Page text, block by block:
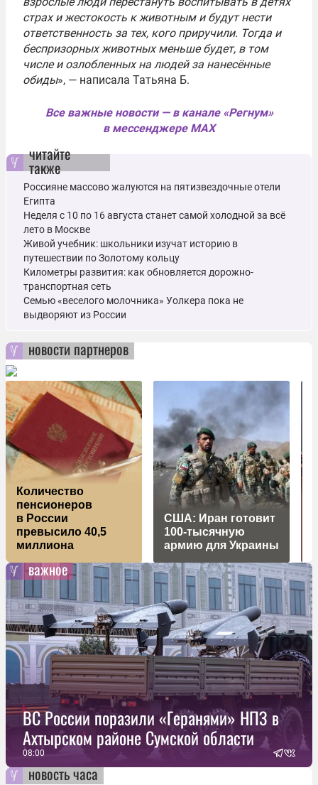
страх и жестокость к животным и будут нести
ответственность за тех, кого приручили. Тогда и
беспризорных животных меньше будет, в том
числе и озлобленных на людей за нанесённые
обиды», — написала Татьяна Б.
Все важные новости — в канале «Регнум»
в мессенджере MAX
читайте
также
Россияне массово жалуются на пятизвездочные отели
Египта
Неделя с 10 по 16 августа станет самой холодной за всё
лето в Москве
Живой учебник: школьники изучат историю в
путешествии по Золотому кольцу
Километры развития: как обновляется дорожно-
транспортная сеть
Семью «веселого молочника» Уолкера пока не
выдворяют из России
новости партнеров
Количество
пенсионеров
в России
превысило 40,5
миллиона
США: Иран готовит
100-тысячную
армию для Украины
важное
ВС России поразили «Геранями» НПЗ в
Ахтырском районе Сумской области
08:00
новость часа